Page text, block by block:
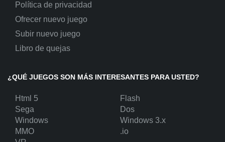
Política de privacidad
Ofrecer nuevo juego
Subir nuevo juego
Libro de quejas
¿QUÉ JUEGOS SON MÁS INTERESANTES PARA USTED?
Html 5
Flash
Sega
Dos
Windows
Windows 3.x
MMO
.io